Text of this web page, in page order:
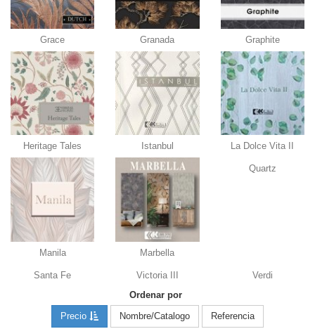
Grace Granada Graphite
Heritage Tales Istanbul La Dolce Vita II
Manila Marbella
Quartz
Santa Fe Victoria III
Verdi
Ordenar por
Precio
Nombre/Catalogo Referencia